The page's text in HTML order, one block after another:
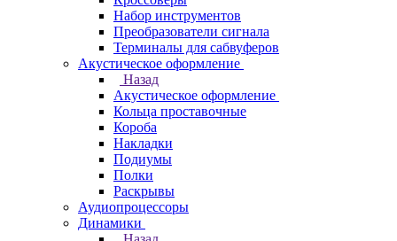
Набор инструментов
Преобразователи сигнала
Терминалы для сабвуферов
Акустическое оформление
Назад
Акустическое оформление
Кольца проставочные
Короба
Накладки
Подиумы
Полки
Раскрывы
Аудиопроцессоры
Динамики